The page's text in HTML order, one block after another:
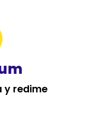
y redime